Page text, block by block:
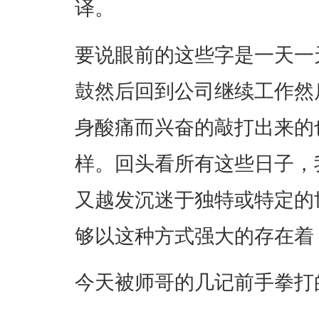
译。
要说眼前的这些字是一天
鼓然后回到公司继续工作
身酸痛而兴奋的敲打出来
样。回头看所有这些日子
又越发沉迷于独特或特定
够以这种方式强大的存在
今天被师哥的几记前手拳